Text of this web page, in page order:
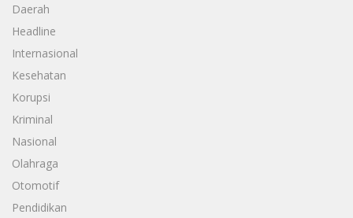
Daerah
Headline
Internasional
Kesehatan
Korupsi
Kriminal
Nasional
Olahraga
Otomotif
Pendidikan